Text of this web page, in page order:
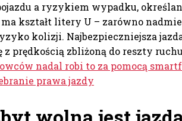
a ryzykiem wypadku,
ma kształt litery U – zarówno
kolizji. Najbezpieczniejsza
z prędkością zbliżoną do reszty
nadal robi to za pomocą
prawa jazdy